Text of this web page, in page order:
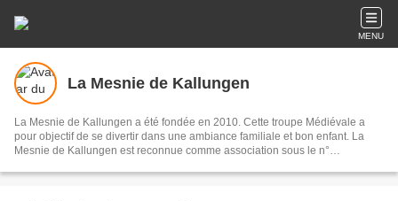
MENU
La Mesnie de Kallungen
La Mesnie de Kallungen a été fondée en 2010. Cette troupe Médiévale a
pour objectif de se divertir dans une ambiance familiale et bon enfant. La
Mesnie de Kallungen est reconnue comme association sous le n°